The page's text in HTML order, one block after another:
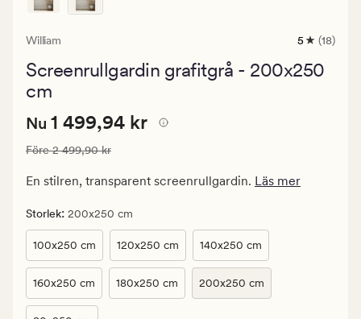
William
18
med
5 (18)
Screenrullgardin grafitgrå - 200x250
cm
Nuvarande
1
499,94
Ordinarie
pris
499,90
kr
Nuvarande pris 1 499,94 kr
Nu 1 499,94 kr
Ordinarie pris 2 499,90 kr
Före2 499,90 kr
En stilren, transparent screenrullgardin. Läs mer
Storlek: 200x250 cm
100x250 cm 120x250 cm 140x250 cm
160x250 cm 180x250 cm 200x250 cm